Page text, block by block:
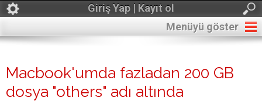
Giriş Yap | Kayıt ol
Menüyü göster
Macbook'umda fazladan 200 GB
dosya "others" adı altında